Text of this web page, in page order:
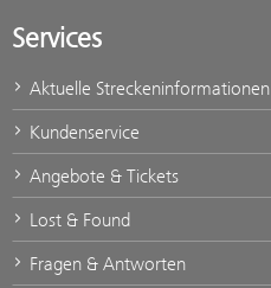
Services
Aktuelle Streckeninformationen
Kundenservice
Angebote & Tickets
Lost & Found
Fragen & Antworten